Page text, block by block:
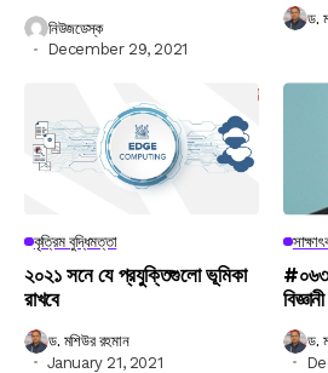
নিউজডেস্ক
December 29, 2021
ড.
কৃত্রিম বুদ্ধিমত্তা
২০২১ সনে যে প্রযুক্তিগুলো ভূমিকা
রাখবে
ড. মশিউর রহমান
January 21, 2021
#০৬৩
ড.